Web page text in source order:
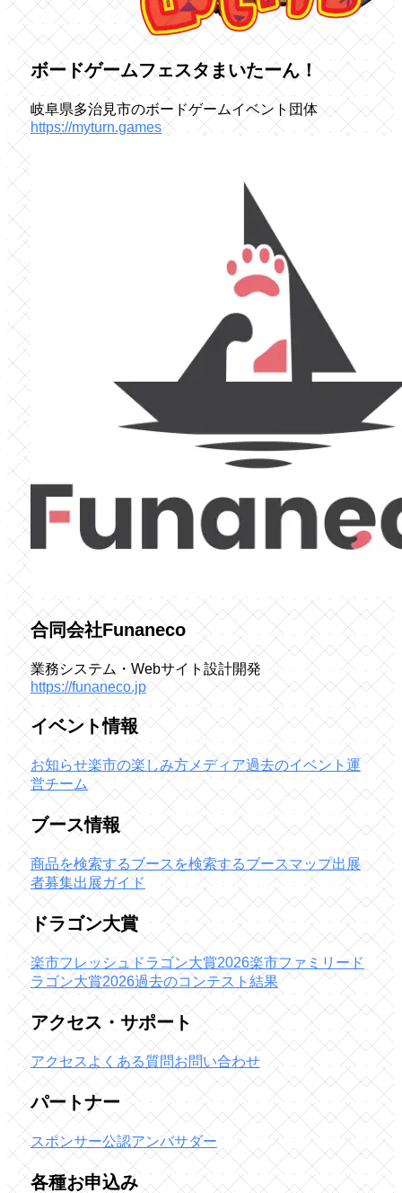
ボードゲームフェスタまいたーん！
岐阜県多治見市のボードゲームイベント団体
https://myturn.games
合同会社Funaneco
業務システム・Webサイト設計開発
https://funaneco.jp
イベント情報
お知らせ楽市の楽しみ方メディア過去のイベント運
営チーム
ブース情報
商品を検索するブースを検索するブースマップ出展
者募集出展ガイド
ドラゴン大賞
楽市フレッシュドラゴン大賞2026楽市ファミリード
ラゴン大賞2026過去のコンテスト結果
アクセス・サポート
アクセス よくある質問お問い合わせ
パートナー
スポンサー公認アンバサダー
各種お申込み